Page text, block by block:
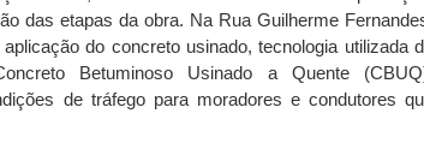
das etapas da obra. Na Rua Guilherme
do concreto usinado, tecnologia utilizada
Betuminoso Usinado a Quente
de tráfego para moradores e condutores